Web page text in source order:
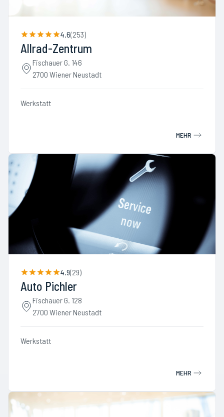
4.6(253)
Allrad-Zentrum
Fischauer G. 146
2700 Wiener Neustadt
Werkstatt
MEHR
4.9(29)
Auto Pichler
Fischauer G. 128
2700 Wiener Neustadt
Werkstatt
MEHR